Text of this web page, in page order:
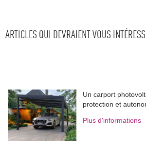
ARTICLES QUI DEVRAIENT VOUS
Un carport
protection et
Plus d'informations